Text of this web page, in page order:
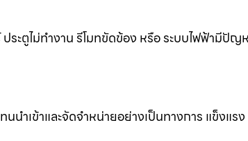
ระตูไม่ทำงาน รีโมทขัดข้อง หรือ ระบบไฟฟ้ามีปัญ
นำเข้าและจัดจำหน่ายอย่างเป็นทางการ แข็งแร